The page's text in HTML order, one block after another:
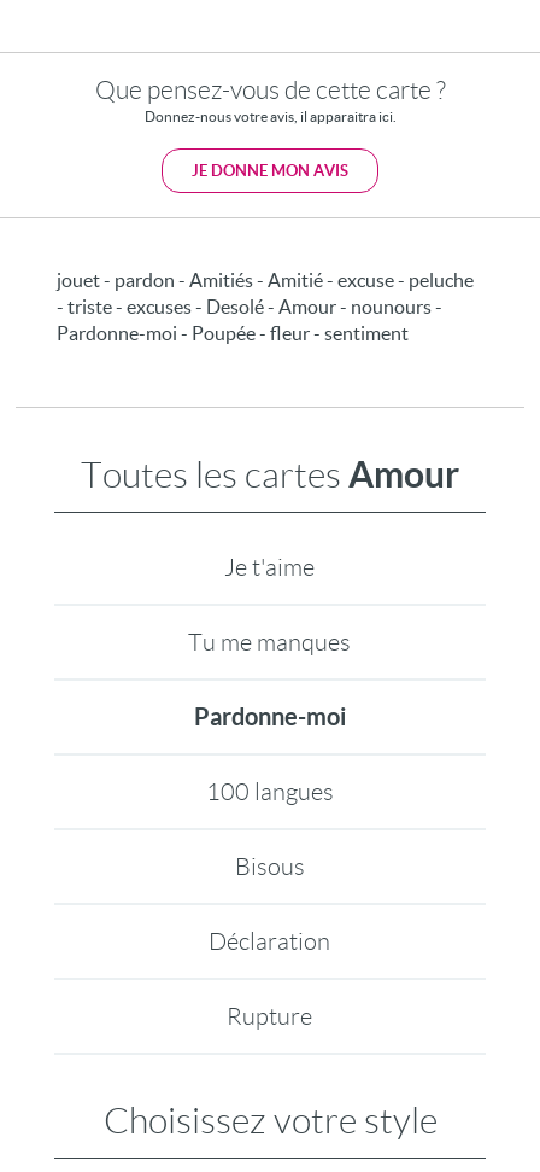
Que pensez-vous de cette carte ?
Donnez-nous votre avis, il apparaitra ici.
JE DONNE MON AVIS
jouet - pardon - Amitiés - Amitié - excuse - peluche
- triste - excuses - Desolé - Amour - nounours -
Pardonne-moi - Poupée - fleur - sentiment
Toutes les cartes Amour
Je t'aime
Tu me manques
Pardonne-moi
100 langues
Bisous
Déclaration
Rupture
Choisissez votre style